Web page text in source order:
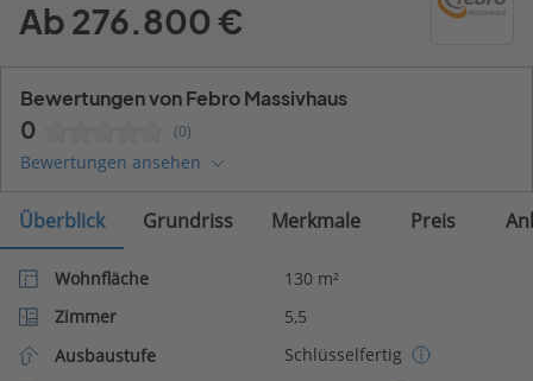
Ab 276.800 €
Bewertungen von Febro Massivhaus
0 (0)
Bewertungen ansehen
Überblick Grundriss Merkmale Preis
Wohnfläche
130 m²
Zimmer
5,5
Ausbaustufe
Schlüsselfertig